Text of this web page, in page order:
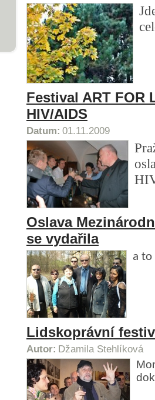
Festival ART FOR
HIV/AIDS
Datum: 01.11.2009
Oslava
se vydařila
a to
Lidskoprávní
Autor: Džamila Stehlíková